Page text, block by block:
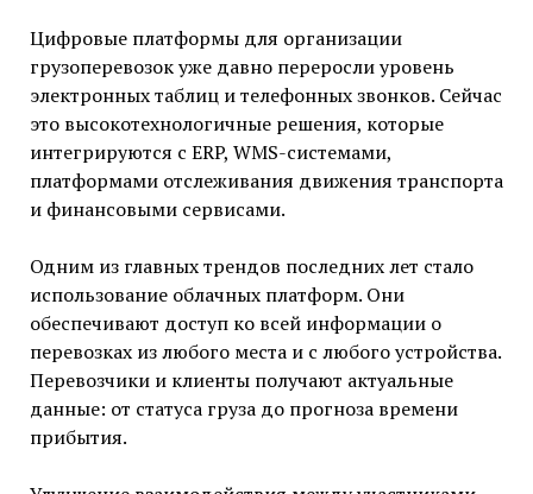
Цифровые платформы для организации
грузоперевозок уже давно переросли уровень
электронных таблиц и телефонных звонков. Сейчас
это высокотехнологичные решения, которые
интегрируются с ERP, WMS-системами,
платформами отслеживания движения транспорта
и финансовыми сервисами.
Одним из главных трендов последних лет стало
использование облачных платформ. Они
обеспечивают доступ ко всей информации о
перевозках из любого места и с любого устройства.
Перевозчики и клиенты получают актуальные
данные: от статуса груза до прогноза времени
прибытия.